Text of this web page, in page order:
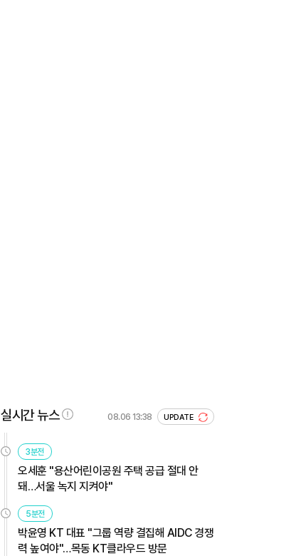
실시간 뉴스 08.06 13:38 UPDATE
3분전
오세훈 "용산어린이공원 주택 공급 절대 안
돼…서울 녹지 지켜야"
5분전
박윤영 KT 대표 "그룹 역량 결집해 AIDC 경쟁
력 높여야"…목동 KT클라우드 방문